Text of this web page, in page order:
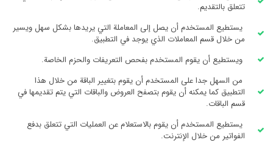
تتعلق بالتقديم.
يستطيع المستخدم أن يصل إلى المعاملة التي يريدها بشكل سهل ويسير
من خلال قسم المعاملات الذي يوجد في التطبيق.
ويستطيع أن يقوم المستخدم بفحص التعريفات والحزم الخاصة.
من السهل جدا على المستخدم أن يقوم بتغيير الباقة من خلال هذا
التطبيق كما يمكنه أن يقوم بتصفح العروض والباقات التي يتم تقديمها في
قسم الباقات.
يستطيع المستخدم أن يقوم بالاستعلام عن العمليات التي تتعلق بدفع
الفواتير من خلال الإنترنت.